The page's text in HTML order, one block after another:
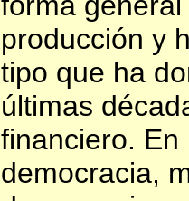
producción y
tipo que ha
últimas
financiero.
democracia,